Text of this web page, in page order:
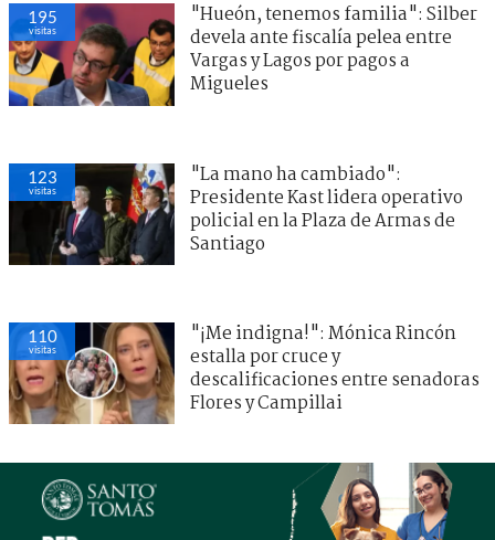
195
visitas
"Hueón, tenemos familia": Silber
devela ante fiscalía pelea entre
Vargas y Lagos por pagos a
Migueles
123
visitas
"La mano ha cambiado":
Presidente Kast lidera operativo
policial en la Plaza de Armas de
Santiago
110
visitas
"¡Me indigna!": Mónica Rincón
estalla por cruce y
descalificaciones entre senadoras
Flores y Campillai